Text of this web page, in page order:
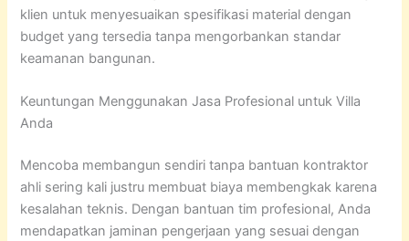
klien untuk menyesuaikan spesifikasi material dengan
budget yang tersedia tanpa mengorbankan standar
keamanan bangunan.
Keuntungan Menggunakan Jasa Profesional untuk Villa
Anda
Mencoba membangun sendiri tanpa bantuan kontraktor
ahli sering kali justru membuat biaya membengkak karena
kesalahan teknis. Dengan bantuan tim profesional, Anda
mendapatkan jaminan pengerjaan yang sesuai dengan